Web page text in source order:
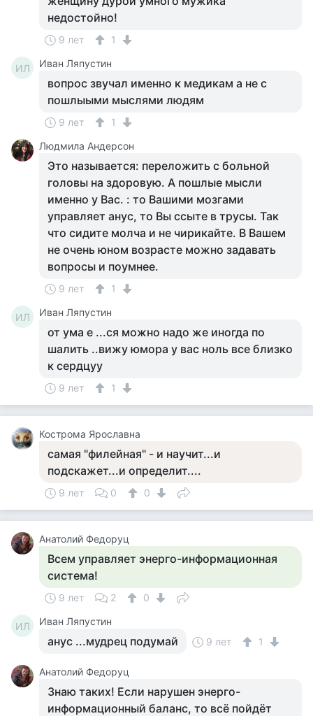
недостойно!
9 лет 1
ИЛ Иван Ляпустин
вопрос звучал именно к медикам а не с
пошлыыми мыслями людям
9 лет
1
Людмила Андерсон
Это называется: переложить с больной
головы на здоровую. А пошлые мысли
именно у Вас. : то Вашими мозгами
управляет анус, то Вы ссыте в трусы. Так
что сидите молча и не чирикайте. В Вашем
не очень юном возрасте можно задавать
вопросы и поумнее.
9 лет 1
ИЛ Иван Ляпустин
от ума е ...ся можно надо же иногда по
шалить ..вижу юмора у вас ноль все близко
к сердцуу
9 лет 1
Кострома Ярославна
самая "филейная" - и научит...и
подскажет...и определит....
9 лет 0 0
Анатолий Федоруц
Всем управляет энерго-информационная
система!
9 лет 2 0
ИЛ Иван Ляпустин
анус ...мудрец подумай 9 лет 1
Анатолий Федоруц
Знаю таких! Если нарушен энерго-
информационный баланс, то всё пойдёт